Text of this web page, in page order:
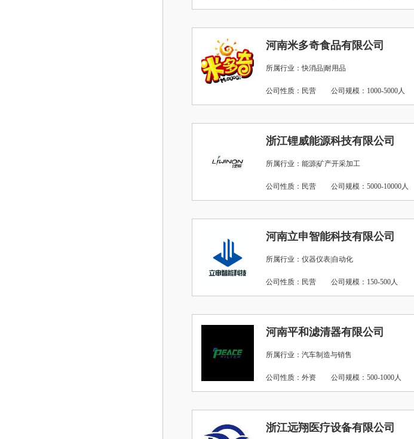
河南米多奇食品有限公司
所属行业：快消品|耐用品
公司性质：民营 公司规模：1000-5000人
浙江锂威能源科技有限公司
所属行业：能源|矿产开采加工
公司性质：民营 公司规模：5000-10000人
河南立申智能科技有限公司
所属行业：仪器仪表|自动化
公司性质：民营 公司规模：150-500人
河南平和滤清器有限公司
所属行业：汽车制造与销售
公司性质：外资 公司规模：500-1000人
浙江远翔医疗设备有限公司